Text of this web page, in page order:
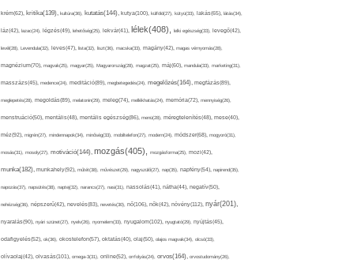
krém(62), kritika(139), kultúra(36), kutatás(144), kutya(100), külföld(27), kütyü(33), lakás(65), látás(34),
láz(42), lazac(24), légzés(49), lehetőség(25), lekvár(41), lélek(408), lelki egészség(33), levegő(42),
levél(28), Levendula(32), leves(47), lista(32), liszt(36), macska(33), magány(42), magas vérnyomás(28),
magnézium(70), magvak(25), magyar(25), Magyarország(28), magzat(25), máj(60), mandula(33), marketing(31),
masszázs(45), medence(24), meditáció(89), megbetegedés(24), megelőzés(164), megfázás(89),
meglepetés(28), megoldás(89), melatonin(29), meleg(74), mellékhatás(24), memória(72), mennyiség(26),
menstruáció(50), mentális(48), mentális egészség(86), menü(28), méregtelenítés(48), mese(40),
méz(92), migrén(27), mindennapok(34), minőség(33), mobiltelefon(27), modern(24), módszer(68), mogyoró(31),
mosás(31), mosoly(27), motiváció(144), mozgás(405), mozgásforma(25), mozi(42),
munka(182), munkahely(92), műtét(38), művészet(29), nagyszülő(27), nap(35), napfény(54), napirend(35),
napozás(37), napsütés(38), naptej(32), narancs(27), nasi(31), nassolás(41), nátha(44), negatív(50),
nehézség(36), népszerű(42), nevelés(83), nevetés(30), nő(106), nők(42), növény(112), nyár(201),
nyaralás(90), nyári szünet(27), nyelv(26), nyomelem(33), nyugalom(102), nyugtató(29), nyújtás(45),
odafigyelés(52), ok(36), okostelefon(57), oktatás(40), olaj(50), olajos magvak(34), olcsó(33),
olívaolaj(42), olvasás(101), omega-3(31), online(52), orrfolyás(24), orvos(164), orvostudomány(26),